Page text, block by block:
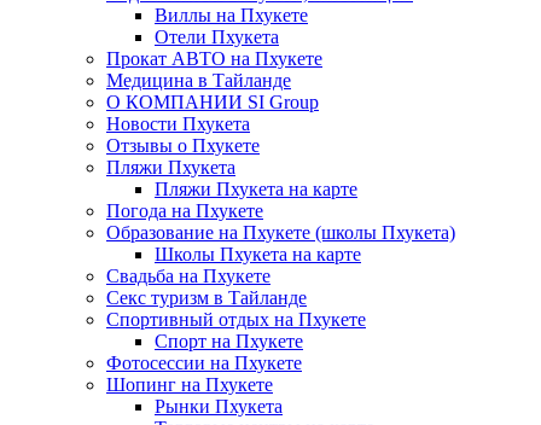
Виллы на Пхукете
Отели Пхукета
Прокат АВТО на Пхукете
Медицина в Тайланде
О КОМПАНИИ SI Group
Новости Пхукета
Отзывы о Пхукете
Пляжи Пхукета
Пляжи Пхукета на карте
Погода на Пхукете
Образование на Пхукете (школы Пхукета)
Школы Пхукета на карте
Свадьба на Пхукете
Секс туризм в Тайланде
Спортивный отдых на Пхукете
Спорт на Пхукете
Фотосессии на Пхукете
Шопинг на Пхукете
Рынки Пхукета